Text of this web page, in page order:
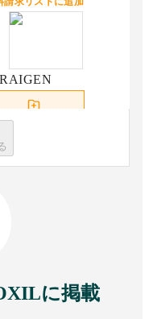
請求リストに追加
に掲載